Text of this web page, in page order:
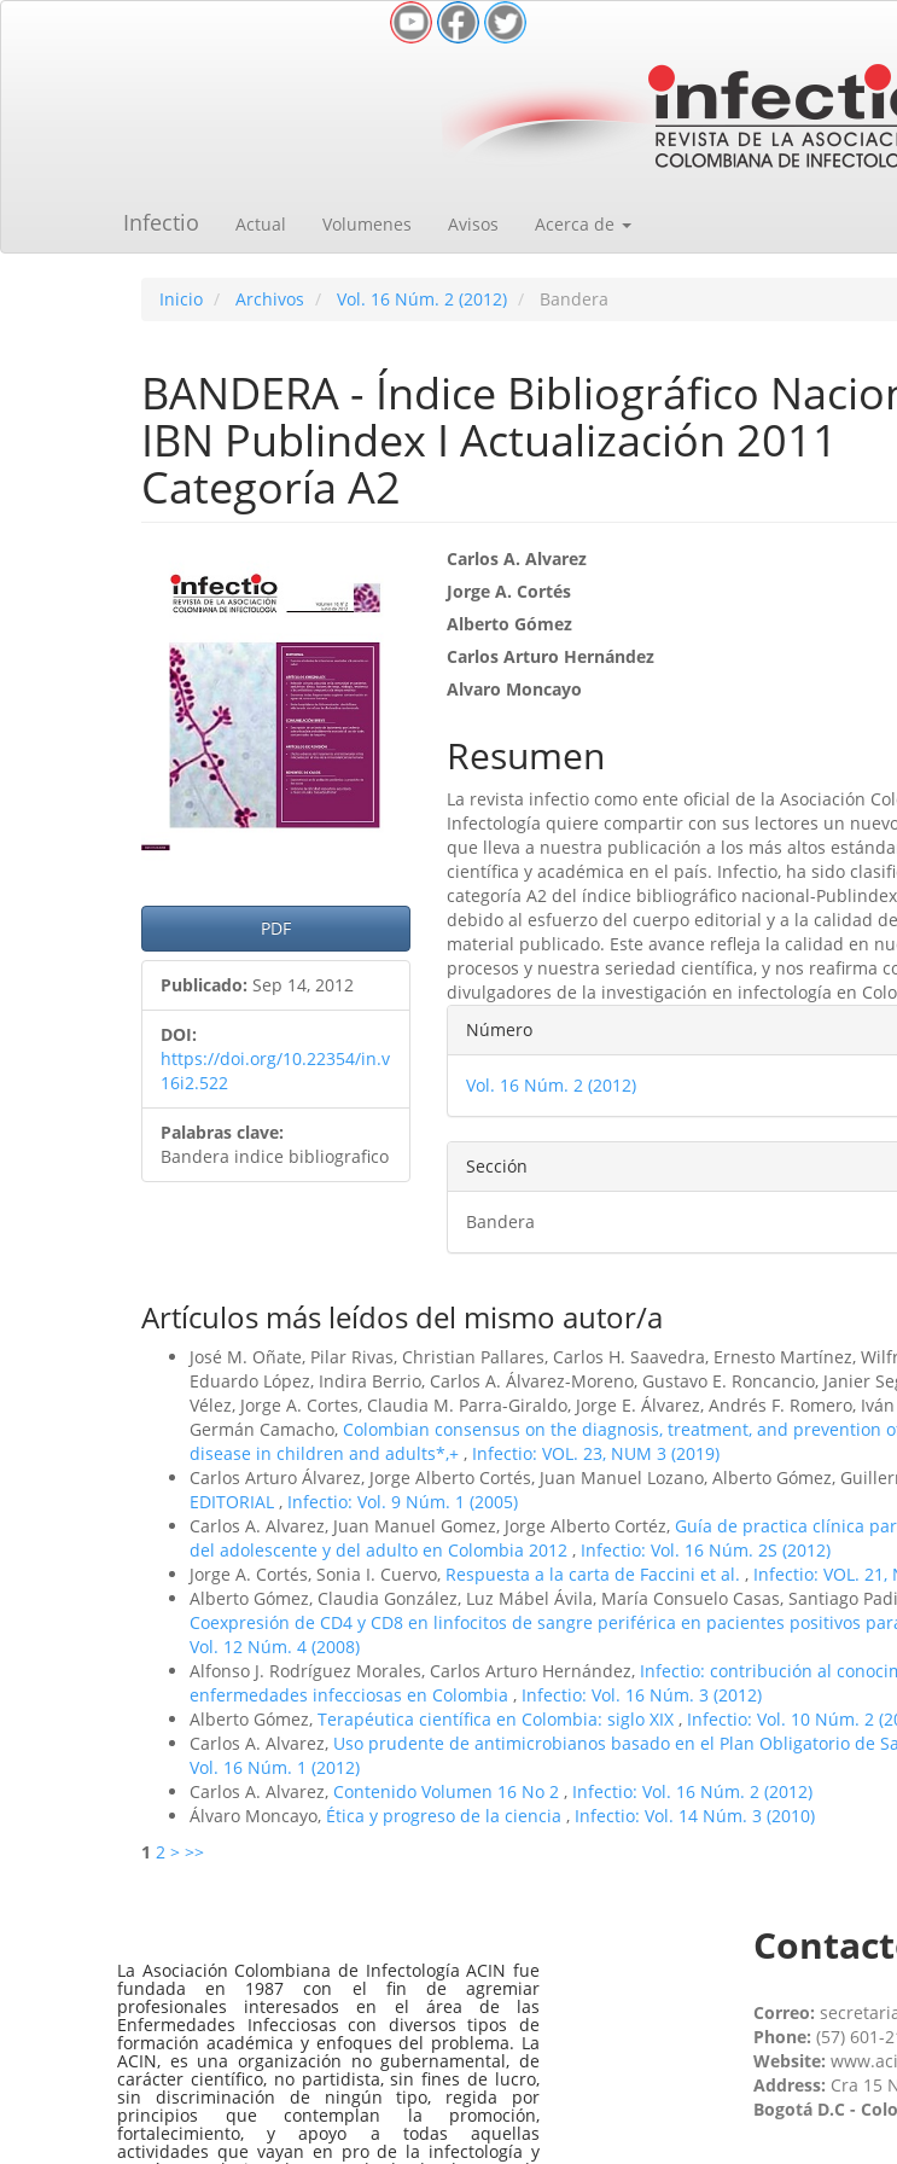
Infectio Actual Volumenes Avisos Acerca de
Inicio Archivos Vol. 16 Núm. 2 (2012) Bandera
BANDERA - Índice Bibliográfico
IBN Publindex I Actualización 2011
Categoría A2
Barra
lateral
del
artículo
PDF
Publicado: Sep 14, 2012
DOI:
https://doi.org/10.22354/in.v
16i2.522
Palabras clave:
Bandera indice bibliografico
Contenido
principal
del
artículo
Carlos A. Alvarez
Jorge A. Cortés
Alberto Gómez
Carlos Arturo Hernández
Alvaro Moncayo
Resumen
La revista infectio como ente oficial de la Asociación
Infectología quiere compartir con sus lectores un
que lleva a nuestra publicación a los más altos
científica y académica en el país. Infectio, ha sido
categoría A2 del índice bibliográfico nacional-
debido al esfuerzo del cuerpo editorial y a la calidad
material publicado. Este avance refleja la calidad en
procesos y nuestra seriedad científica, y nos reafirma
divulgadores de la investigación en infectología en
Detalles
del
artículo
Número
Vol. 16 Núm. 2 (2012)
Sección
Bandera
Artículos más leídos del mismo autor/a
José M. Oñate, Pilar Rivas, Christian Pallares, Carlos H. Saavedra, Ernesto Martínez,
Eduardo López, Indira Berrio, Carlos A. Álvarez-Moreno, Gustavo E. Roncancio, Janier
Vélez, Jorge A. Cortes, Claudia M. Parra-Giraldo, Jorge E. Álvarez, Andrés F. Romero,
Germán Camacho, Colombian consensus on the diagnosis, treatment, and prevention
disease in children and adults*,+ , Infectio: VOL. 23, NUM 3 (2019)
Carlos Arturo Álvarez, Jorge Alberto Cortés, Juan Manuel Lozano, Alberto Gómez,
EDITORIAL , Infectio: Vol. 9 Núm. 1 (2005)
Carlos A. Alvarez, Juan Manuel Gomez, Jorge Alberto Cortéz, Guía de practica clínica
del adolescente y del adulto en Colombia 2012 , Infectio: Vol. 16 Núm. 2S (2012)
Jorge A. Cortés, Sonia I. Cuervo, Respuesta a la carta de Faccini et al. , Infectio: VOL. 21,
Alberto Gómez, Claudia González, Luz Mábel Ávila, María Consuelo Casas, Santiago
Coexpresión de CD4 y CD8 en linfocitos de sangre periférica en pacientes positivos
Vol. 12 Núm. 4 (2008)
Alfonso J. Rodríguez Morales, Carlos Arturo Hernández, Infectio: contribución al
enfermedades infecciosas en Colombia , Infectio: Vol. 16 Núm. 3 (2012)
Alberto Gómez, Terapéutica científica en Colombia: siglo XIX , Infectio: Vol. 10 Núm. 2
Carlos A. Alvarez, Uso prudente de antimicrobianos basado en el Plan Obligatorio de
Vol. 16 Núm. 1 (2012)
Carlos A. Alvarez, Contenido Volumen 16 No 2 , Infectio: Vol. 16 Núm. 2 (2012)
Álvaro Moncayo, Ética y progreso de la ciencia , Infectio: Vol. 14 Núm. 3 (2010)
1 2 > >>
La Asociación Colombiana de Infectología ACIN fue
fundada en 1987 con el fin de agremiar
profesionales interesados en el área de las
Enfermedades Infecciosas con diversos tipos de
formación académica y enfoques del problema. La
ACIN, es una organización no gubernamental, de
carácter científico, no partidista, sin fines de lucro,
sin discriminación de ningún tipo, regida por
principios que contemplan la promoción,
fortalecimiento, y apoyo a todas aquellas
actividades que vayan en pro de la infectología y
Correo:
Phone: (57) 601-
Website:
Address: Cra 15
Bogotá D.C -